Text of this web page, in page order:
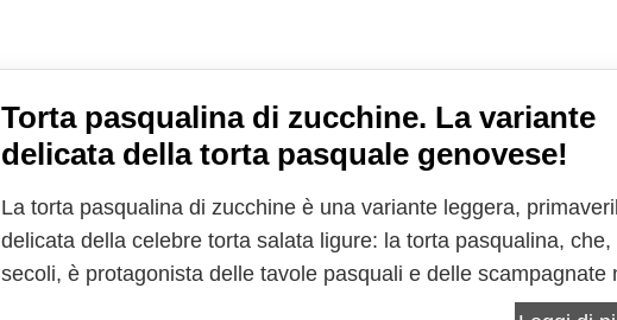
Torta pasqualina di zucchine. La variante
delicata della torta pasquale genovese!
La torta pasqualina di zucchine è una variante leggera,
delicata della celebre torta salata ligure: la torta pasqualina, che,
secoli, è protagonista delle tavole pasquali e delle scampagnate
giorni di festa. In questa versione, le zucchine diventano le